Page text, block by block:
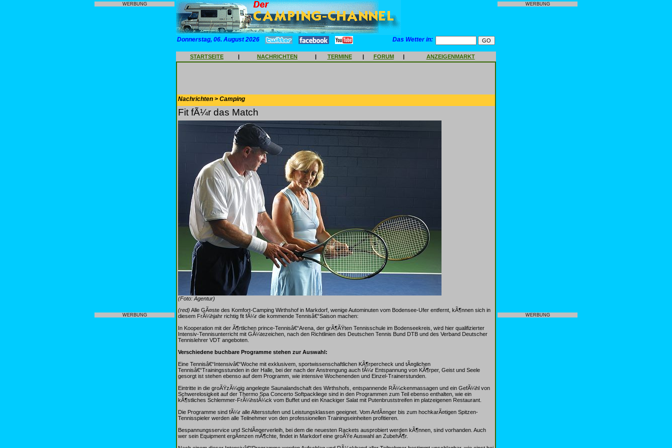
WERBUNG
WERBUNG
Donnerstag, 06. August 2026 Das Wetter in:
STARTSEITE | NACHRICHTEN | TERMINE | FORUM | ANZEIGENMARKT
Nachrichten > Camping
Fit fÃ¼r das Match
(Foto: Agentur)
(red) Alle GÃ¤ste des Komfort-Camping Wirthshof in Markdorf, wenige Autominuten vom Bodensee-Ufer entfernt, kÃ¶nnen sich in
diesem FrÃ¼hjahr richtig fit fÃ¼r die kommende Tennisâ€“Saison machen:
In Kooperation mit der Ã¶rtlichen prince-Tennisâ€“Arena, der grÃ¶ÃŸten Tennisschule im Bodenseekreis, wird hier qualifizierter
Intensiv-Tennisunterricht mit GÃ¼tezeichen, nach den Richtlinien des Deutschen Tennis Bund DTB und des Verband Deutscher
Tennislehrer VDT angeboten.
Verschiedene buchbare Programme stehen zur Auswahl:
Eine Tennisâ€“Intensivâ€“Woche mit exklusivem, sportwissenschaftlichen KÃ¶rpercheck und tÃ¤glichen
Tennisâ€“Trainingsstunden in der Halle, bei der nach der Anstrengung auch fÃ¼r Entspannung von KÃ¶rper, Geist und Seele
gesorgt ist stehen ebenso auf dem Programm, wie intensive Wochenenden und Einzel-Trainerstunden.
Eintritte in die groÃŸzÃ¼gig angelegte Saunalandschaft des Wirthshofs, entspannende RÃ¼ckenmassagen und ein GefÃ¼hl von
Schwerelosigkeit auf der Thermo Spa Concerto Softpackliege sind in den Programmen zum Teil ebenso enthalten, wie ein
kÃ¶stliches Schlemmer-FrÃ¼hstÃ¼ck vom Buffet und ein Knackiger Salat mit Putenbruststreifen im platzeigenen Restaurant.
Die Programme sind fÃ¼r alle Altersstufen und Leistungsklassen geeignet. Vom AnfÃ¤nger bis zum hochkarÃ¤tigen Spitzen-
Tennisspieler werden alle Teilnehmer von den professionellen Trainingseinheiten profitieren.
Bespannungsservice und SchlÃ¤gerverleih, bei dem die neuesten Rackets ausprobiert werden kÃ¶nnen, sind vorhanden. Auch
wer sein Equipment ergÃ¤nzen mÃ¶chte, findet in Markdorf eine groÃŸe Auswahl an ZubehÃ¶r.
WERBUNG
WERBUNG